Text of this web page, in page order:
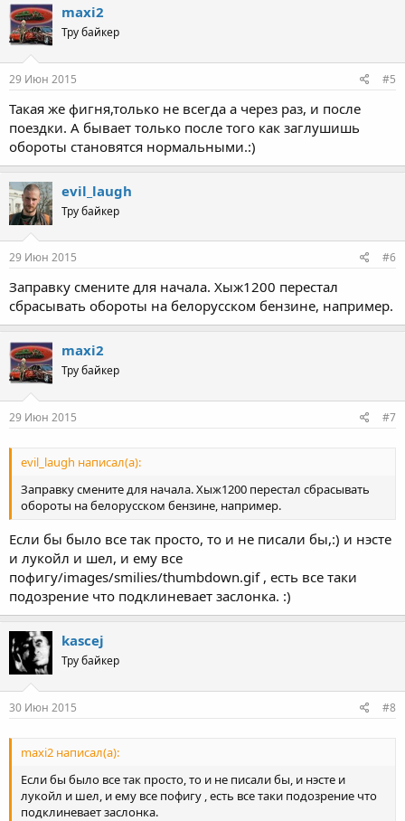
maxi2
Тру байкер
29 Июн 2015 #5
Такая же фигня,только не всегда а через раз, и после
поездки. А бывает только после того как заглушишь
обороты становятся нормальными.:)
evil_laugh
Тру байкер
29 Июн 2015 #6
Заправку смените для начала. Хыж1200 перестал
сбрасывать обороты на белорусском бензине, например.
maxi2
Тру байкер
29 Июн 2015 #7
evil_laugh написал(а):
Заправку смените для начала. Хыж1200 перестал сбрасывать
обороты на белорусском бензине, например.
Если бы было все так просто, то и не писали бы,:) и нэсте
и лукойл и шел, и ему все
пофигу/images/smilies/thumbdown.gif , есть все таки
подозрение что подклиневает заслонка. :)
kascej
Тру байкер
30 Июн 2015 #8
maxi2 написал(а):
Если бы было все так просто, то и не писали бы, и нэсте и
лукойл и шел, и ему все пофигу , есть все таки подозрение что
подклиневает заслонка.